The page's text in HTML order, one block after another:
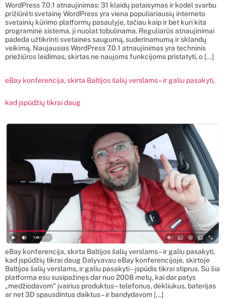
WordPress 7.0.1 atnaujinimas: 31 klaidų pataisymas ir kodėl svarbu
prižiūrėti svetainę WordPress yra viena populiariausių interneto
svetainių kūrimo platformų pasaulyje, tačiau kaip ir bet kuri kita
programinė sistema, ji nuolat tobulinama. Reguliarūs atnaujinimai
padeda užtikrinti svetainės saugumą, suderinamumą ir sklandų
veikimą. Naujausias WordPress 7.0.1 atnaujinimas yra techninis
priežiūros leidimas, skirtas ne naujoms funkcijoms pristatyti, o […]
eBay konferencija, skirta Baltijos šalių verslams – ir galiu pasakyti,
kad įspūdžių tikrai daug
eBay konferencija, skirta Baltijos šalių verslams – ir galiu pasakyti,
kad įspūdžių tikrai daug Dalyvavau eBay konferencijoje, skirtoje
Baltijos šalių verslams, ir galiu pasakyti – įspūdis tikrai stiprus. Su šia
platforma esu susipažinęs dar nuo 2008 metų, kai dar patys
„medžiodavom“ įvairius produktus – telefonus, dėkliukus, baterijas
ar net 3D spausdintus daiktus – ir bandydavom […]